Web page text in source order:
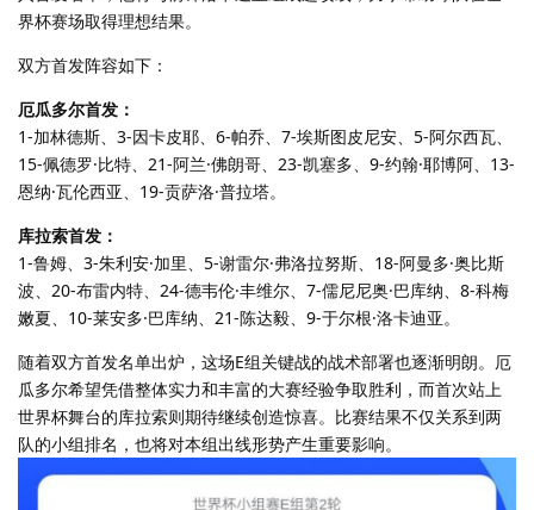
界杯赛场取得理想结果。
双方首发阵容如下：
厄瓜多尔首发：
1-加林德斯、3-因卡皮耶、6-帕乔、7-埃斯图皮尼安、5-阿尔西瓦、
15-佩德罗·比特、21-阿兰·佛朗哥、23-凯塞多、9-约翰·耶博阿、13-
恩纳·瓦伦西亚、19-贡萨洛·普拉塔。
库拉索首发：
1-鲁姆、3-朱利安·加里、5-谢雷尔·弗洛拉努斯、18-阿曼多·奥比斯
波、20-布雷内特、24-德韦伦·丰维尔、7-儒尼尼奥·巴库纳、8-科梅
嫩夏、10-莱安多·巴库纳、21-陈达毅、9-于尔根·洛卡迪亚。
随着双方首发名单出炉，这场E组关键战的战术部署也逐渐明朗。厄
瓜多尔希望凭借整体实力和丰富的大赛经验争取胜利，而首次站上
世界杯舞台的库拉索则期待继续创造惊喜。比赛结果不仅关系到两
队的小组排名，也将对本组出线形势产生重要影响。